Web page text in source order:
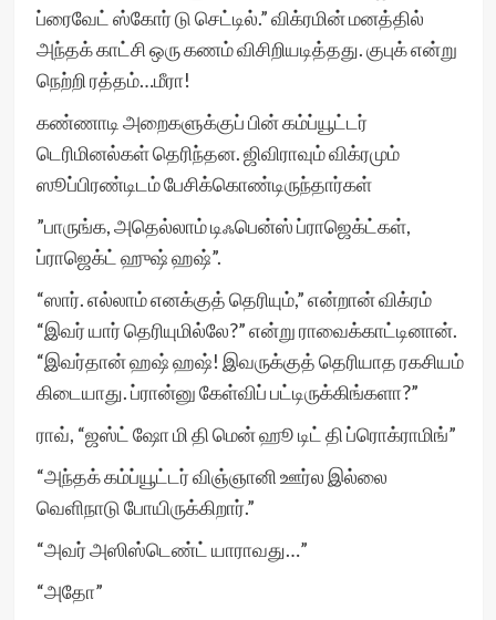
ப்ரைவேட் ஸ்கோர் டு செட்டில்.” விக்ரமின் மனத்தில்
அந்தக் காட்சி ஒரு கணம் விசிறியடித்தது. குபுக் என்று
நெற்றி ரத்தம்…மீரா!
கண்ணாடி அறைகளுக்குப் பின் கம்ப்யூட்டர்
டெரிமினல்கள் தெரிந்தன. ஜிவிராவும் விக்ரமும்
ஸூப்பிரண்டிடம் பேசிக்கொண்டிருந்தார்கள்
”பாருங்க, அதெல்லாம் டிஃபென்ஸ் ப்ராஜெக்ட்கள்,
ப்ராஜெக்ட் ஹுஷ் ஹஷ்”.
“ஸார். எல்லாம் எனக்குத் தெரியும்,” என்றான் விக்ரம்
“இவர் யார் தெரியுமில்லே?” என்று ராவைக்காட்டினான்.
“இவர்தான் ஹஷ் ஹஷ்! இவருக்குத் தெரியாத ரகசியம்
கிடையாது. ப்ரான்னு கேள்விப் பட்டிருக்கிங்களா?”
ராவ், “ஜஸ்ட் ஷோ மி தி மென் ஹூ டிட் தி ப்ரொக்ராமிங்”
“அந்தக் கம்ப்யூட்டர் விஞ்ஞானி ஊர்ல இல்லை
வெளிநாடு போயிருக்கிறார்.”
“அவர் அஸிஸ்டெண்ட் யாராவது…”
“அதோ”